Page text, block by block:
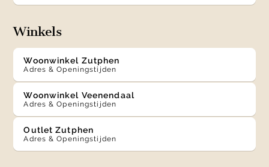
Winkels
Woonwinkel Zutphen
Adres & Openingstijden
Woonwinkel Veenendaal
Adres & Openingstijden
Outlet Zutphen
Adres & Openingstijden